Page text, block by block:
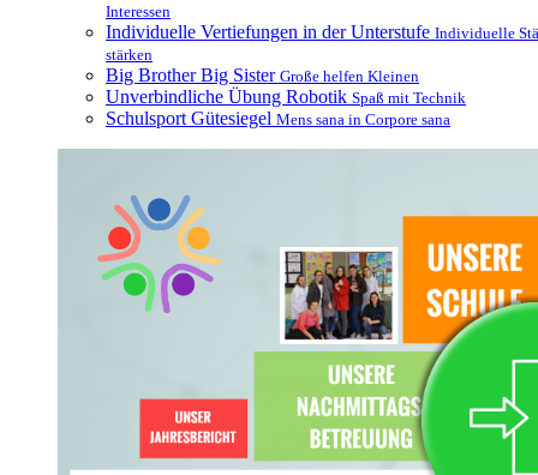
Interessen
Individuelle Vertiefungen in der Unterstufe Individuelle
stärken
Big Brother Big Sister Große helfen Kleinen
Unverbindliche Übung Robotik Spaß mit Technik
Schulsport Gütesiegel Mens sana in Corpore sana